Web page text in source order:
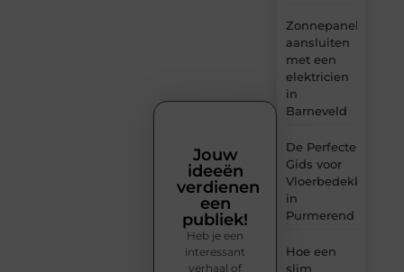
Zonnepanelen
aansluiten
met een
elektricien
in
Barneveld
De Perfecte
Gids voor
Vloerbedekking
in
Purmerend
Hoe een
slim
Jouw
ideeën
verdienen
een
publiek!
Heb je een
interessant
verhaal of